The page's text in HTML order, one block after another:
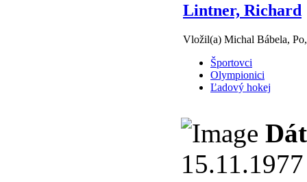
Lintner, Richard
Vložil(a) Michal Bábela,
Športovci
Olympionici
Ľadový hokej
15.11.1977